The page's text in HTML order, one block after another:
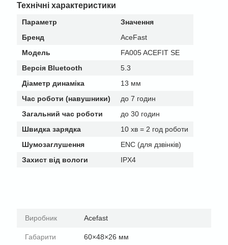
Технічні характеристики
Параметр
Значення
Бренд
AceFast
Модель
FA005 ACEFIT SE
Версія Bluetooth
5.3
Діаметр динаміка
13 мм
Час роботи (навушники)
до 7 годин
Загальний час роботи
до 30 годин
Швидка зарядка
10 хв = 2 год роботи
Шумозаглушення
ENC (для дзвінків)
Захист від вологи
IPX4
Виробник Acefast
Габарити 60×48×26 мм